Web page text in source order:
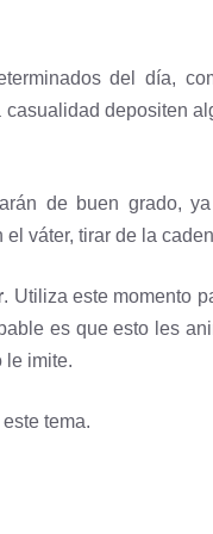
del día,
depositen
de buen grado,
váter, tirar de la
. Utiliza este momento
es que esto les
le imite.
tema.